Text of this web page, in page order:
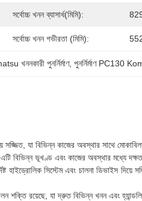
সর্বোচ্চ খনন ব্যাসার্ধ(মিমি):
সর্বোচ্চ খনন গভীরতা (মিমি):
খননকারী পুনর্নির্মাণ, পুনর্নির্মাণ PC130
যা বিভিন্ন কাজের অবস্থার সাথে
এটি বিভিন্ন ভূখণ্ড এবং কাজের অবস্থার মধ্যে
হাইড্রোলিক সিস্টেম এবং চালনা ডিভাইস
রয়েছে, যা দ্রুত বিভিন্ন খনন এবং